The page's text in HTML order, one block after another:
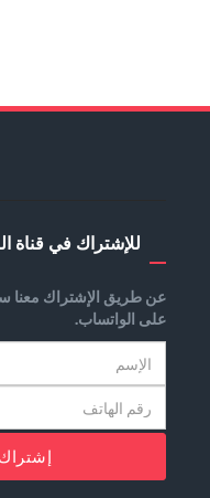
للإشتراك في قناة
عن طريق الإشتراك معنا
على الواتساب.
إشتراك